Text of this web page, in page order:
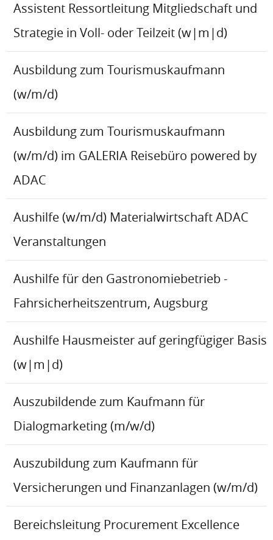
Assistent Ressortleitung Mitgliedschaft und
Strategie in Voll- oder Teilzeit (w|m|d)
Ausbildung zum Tourismuskaufmann
(w/m/d)
Ausbildung zum Tourismuskaufmann
(w/m/d) im GALERIA Reisebüro powered by
ADAC
Aushilfe (w/m/d) Materialwirtschaft ADAC
Veranstaltungen
Aushilfe für den Gastronomiebetrieb -
Fahrsicherheitszentrum, Augsburg
Aushilfe Hausmeister auf geringfügiger Basis
(w|m|d)
Auszubildende zum Kaufmann für
Dialogmarketing (m/w/d)
Auszubildung zum Kaufmann für
Versicherungen und Finanzanlagen (w/m/d)
Bereichsleitung Procurement Excellence